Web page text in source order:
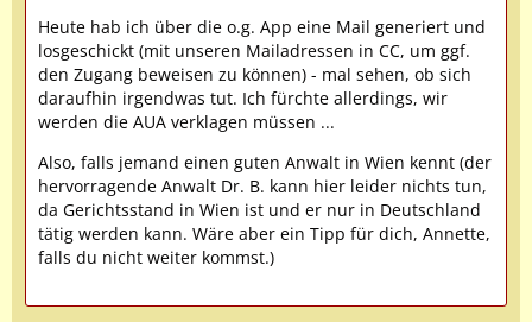
Heute hab ich über die o.g. App eine Mail generiert und
losgeschickt (mit unseren Mailadressen in CC, um ggf.
den Zugang beweisen zu können) - mal sehen, ob sich
daraufhin irgendwas tut. Ich fürchte allerdings, wir
werden die AUA verklagen müssen ...
Also, falls jemand einen guten Anwalt in Wien kennt (der
hervorragende Anwalt Dr. B. kann hier leider nichts tun,
da Gerichtsstand in Wien ist und er nur in Deutschland
tätig werden kann. Wäre aber ein Tipp für dich, Annette,
falls du nicht weiter kommst.)